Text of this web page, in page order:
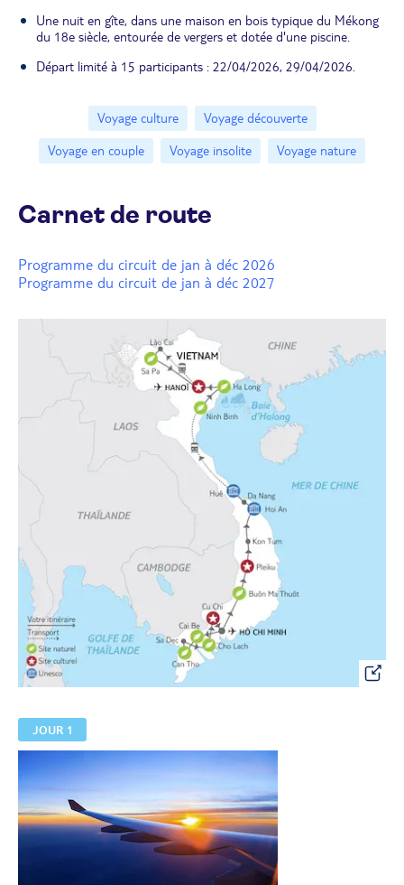
Une nuit en gîte, dans une maison en bois typique du Mékong
du 18e siècle, entourée de vergers et dotée d'une piscine.
Départ limité à 15 participants : 22/04/2026, 29/04/2026.
Voyage culture
Voyage découverte
Voyage en couple
Voyage insolite Voyage nature
Carnet de route
Programme du circuit de jan à déc 2026
Programme du circuit de jan à déc 2027
JOUR 1